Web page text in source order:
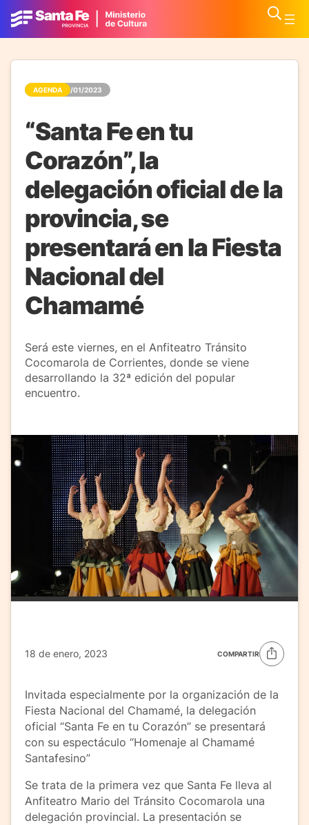
AGENDA 18/01/2023
“Santa Fe en tu
Corazón”, la
delegación oficial de la
provincia, se
presentará en la Fiesta
Nacional del
Chamamé
Será este viernes, en el Anfiteatro Tránsito
Cocomarola de Corrientes, donde se viene
desarrollando la 32ª edición del popular
encuentro.
18 de enero, 2023 COMPARTIR
Invitada especialmente por la organización de la
Fiesta Nacional del Chamamé, la delegación
oficial “Santa Fe en tu Corazón” se presentará
con su espectáculo “Homenaje al Chamamé
Santafesino”
Se trata de la primera vez que Santa Fe lleva al
Anfiteatro Mario del Tránsito Cocomarola una
delegación provincial. La presentación se